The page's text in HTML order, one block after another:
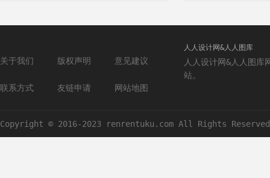
关于我们 版权声明 意见建议
联系方式 友链申请 网站地图
人人设计网&人人图库
人人设计网&人人图库
站。
Copyright © 2016-2023 renrentuku.com All Rights